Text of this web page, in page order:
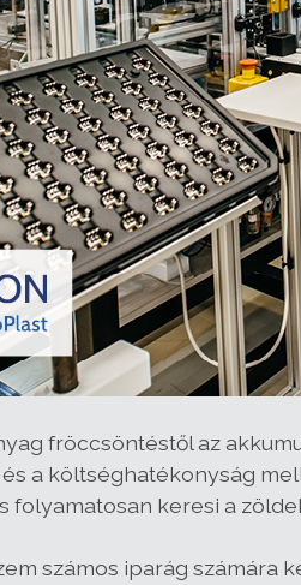
fröccsöntéstől az
a költséghatékonyság
folyamatosan keresi a
számos iparág számára